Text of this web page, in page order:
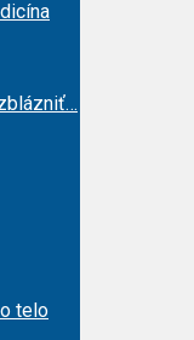
telo